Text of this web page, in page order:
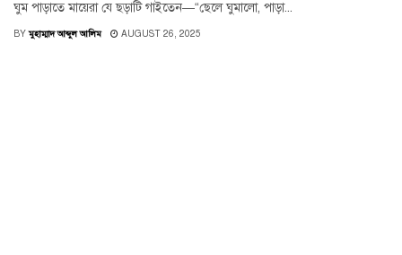
ঘুম পাড়াতে মায়েরা যে ছড়াটি গাইতেন—“ছেলে ঘুমালো, পাড়া...
BY মুহাম্মাদ আব্দুল আলিম AUGUST 26, 2025